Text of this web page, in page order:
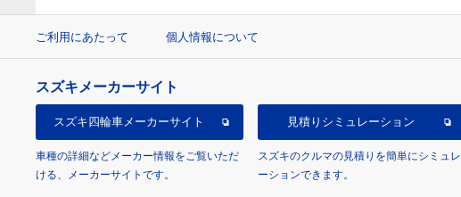
ご利用にあたって 個人情報について
スズキメーカーサイト
スズキ四輪車 メーカーサイト
車種の詳細などメーカー情報をご覧いただ
ける、メーカーサイトです。
見積り シミュレーション
スズキのクルマの見積りを簡単にシミュレ
ーションできます。